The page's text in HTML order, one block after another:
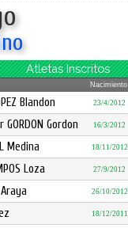
Atletas Inscritos
Nacimiento
Blandon 23/4/2012
Gordon 16/3/2012
Medina 18/11/2012
Loza 27/9/2012
Araya 26/10/2012
18/12/2011